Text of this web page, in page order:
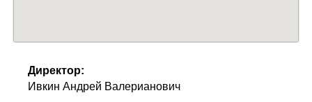
Директор:
Ивкин Андрей Валерианович